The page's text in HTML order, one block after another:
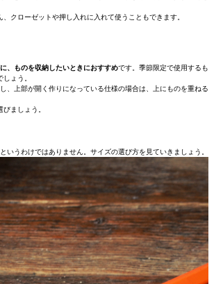
、クローゼットや押し入れに入れて使うこともできます。
、ものを収納したいときにおすすめです。季節限定で使用するも
ょう。
、上部が開く作りになっている仕様の場合は、上にものを重ねる
ましょう。
うわけではありません。サイズの選び方を見ていきましょう。